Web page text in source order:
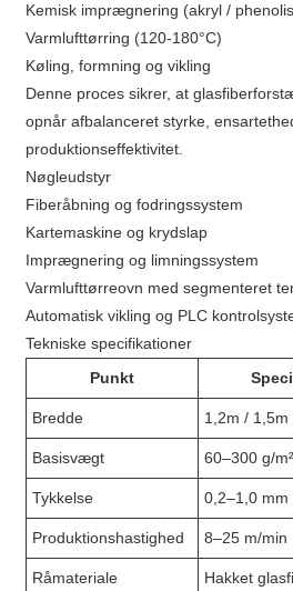
Kemisk imprægnering (akryl /
Varmlufttørring (120-180°C)
Køling, formning og vikling
Denne proces sikrer, at
opnår afbalanceret styrke,
produktionseffektivitet.
Nøgleudstyr
Fiberåbning og fodringssystem
Kartemaskine og krydslap
Imprægnering og limningssystem
Varmlufttørreovn med segmenteret
Automatisk vikling og PLC
Tekniske specifikationer
Punkt
Bredde 1,2m / 1,5m
Basisvægt 60–300 g/m²
Tykkelse 0,2–1,0 mm
Produktionshastighed 8–25 m/min
Råmateriale Hakket